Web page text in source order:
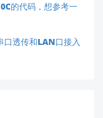
的代码，想参考一
口透传和LAN口接入